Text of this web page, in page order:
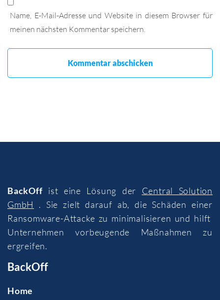
Name, E-Mail-Adresse und Website in diesem Browser für
meinen nächsten Kommentar speichern.
BackOffist eine Lösung der Central Solution
GmbH
. Sie zielt darauf ab, die Schäden einer
Ransomware-Attacke zu minimalisieren und hilft
Unternehmen vorbeugende Maßnahmen zu
ergreifen.
BackOff
Home